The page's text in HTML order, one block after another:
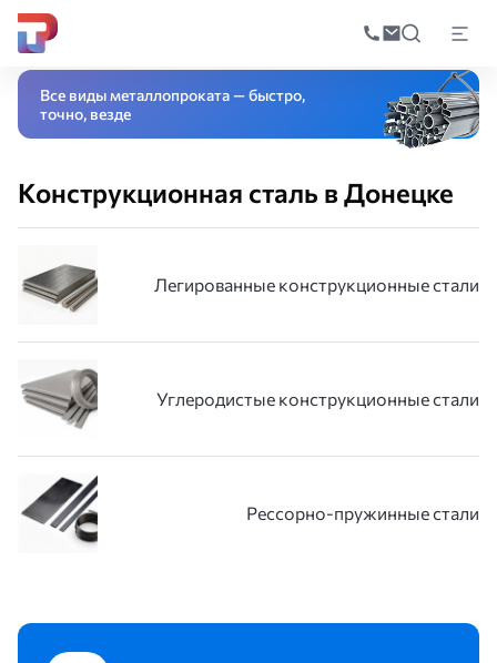
по
Главная Конструкционная
Все виды металлопроката — быстро,
точно, везде
Конструкционная сталь в Донецке
Легированные конструкционные стали
Углеродистые конструкционные стали
Рессорно-пружинные стали